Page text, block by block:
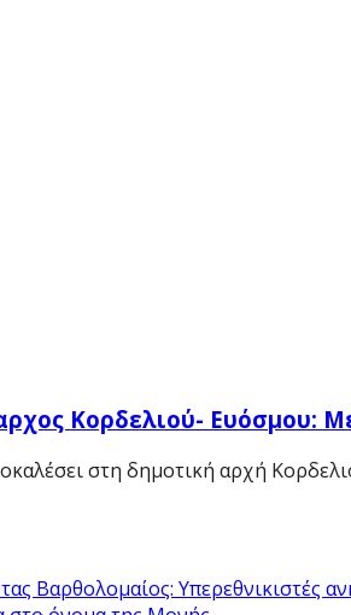
Κορδελιού- Ευόσμου:
στη δημοτική αρχή